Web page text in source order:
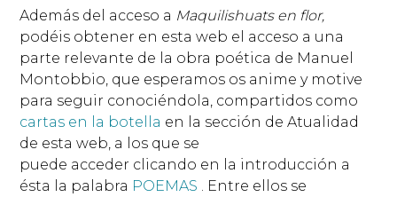
Además del acceso a Maquilishuats en flor,
podéis obtener en esta web el acceso a una
parte relevante de la obra poética de Manuel
Montobbio, que esperamos os anime y motive
para seguir conociéndola, compartidos como
cartas en la botella en la sección de Atualidad
de esta web, a los que se
puede acceder clicando en la introducción a
ésta la palabra POEMAS . Entre ellos se